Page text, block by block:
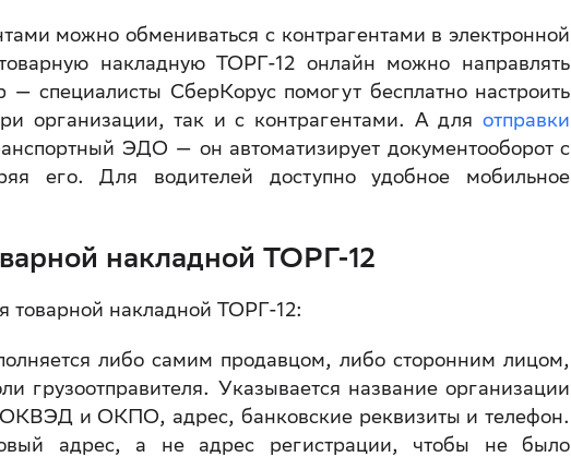
можно обмениваться с контрагентами в электронной
накладную ТОРГ-12 онлайн можно направлять
специалисты СберКорус помогут бесплатно настроить
организации, так и с контрагентами. А для отправки
ЭДО — он автоматизирует документооборот с
его. Для водителей доступно удобное мобильное
накладной ТОРГ-12
товарной накладной ТОРГ-12:
либо самим продавцом, либо сторонним лицом,
грузоотправителя. Указывается название организации
и ОКПО, адрес, банковские реквизиты и телефон.
адрес, а не адрес регистрации, чтобы не было